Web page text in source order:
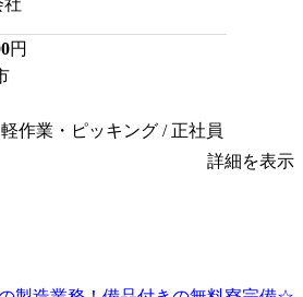
社
円
作業・ピッキング / 正社員
詳細を表示